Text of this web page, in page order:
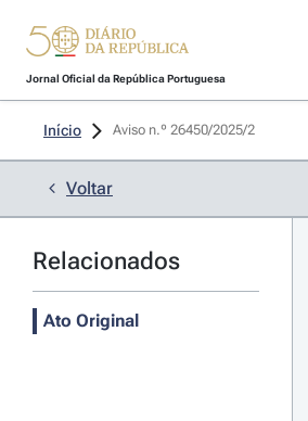
Jornal Oficial da República Portuguesa
Início Aviso n.º 26450/2025/2
Voltar
Relacionados
Ato Original